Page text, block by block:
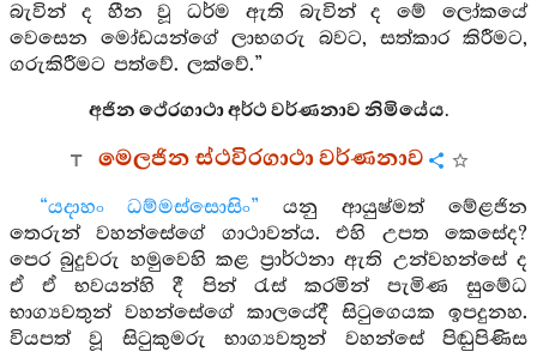
බැවින් ද හීන වූ ධර්ම ඇති බැවින් ද මේ ලෝකයේ
වෙසෙන මෝඩයන්ගේ ලාභගරු බවට, සත්කාර කිරීමට,
ගරුකිරීමට පත්වේ. ලක්වේ.”
අජින ථේරගාථා අර්ථ වර්ණනාව නිමියේය.
මෙලජින ස්ථවිරගාථා වර්ණනාව
“යදාහං ධම්මස්සොසිං” යනු ආයුෂ්මත් මේළජින
තෙරුන් වහන්සේගේ ගාථාවන්ය. එහි උපත කෙසේද?
පෙර බුදුවරු හමුවෙහි කළ ප්‍රාර්ථනා ඇති උන්වහන්සේ ද
ඒ ඒ භවයන්හි දී පින් රැස් කරමින් පැමිණ සුමේධ
භාග්‍යවතුන් වහන්සේගේ කාලයේදී සිටුගෙයක ඉපදුනහ.
වියපත් වූ සිටුකුමරු භාග්‍යවතුන් වහන්සේ පිඬුපිණිස